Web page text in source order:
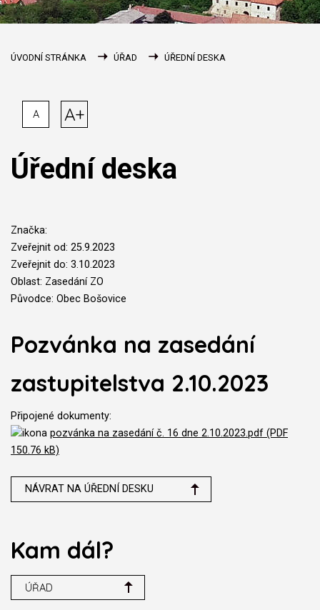
ÚVODNÍ STRÁNKA ÚŘAD ÚŘEDNÍ DESKA
A A+
Úřední deska
Značka:
Zveřejnit od: 25.9.2023
Zveřejnit do: 3.10.2023
Oblast: Zasedání ZO
Původce: Obec Bošovice
Pozvánka na zasedání
zastupitelstva 2.10.2023
Připojené dokumenty:
pozvánka na zasedání č. 16 dne 2.10.2023.pdf (PDF
150.76 kB)
NÁVRAT NA ÚŘEDNÍ DESKU
Kam dál?
ÚŘAD